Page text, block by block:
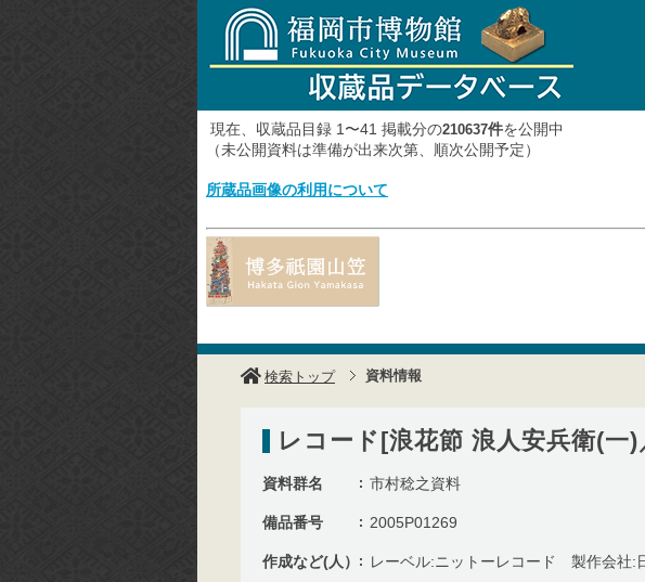
現在、収蔵品目録 1〜41 掲載分の210637件を公開中
（未公開資料は準備が出来次第、順次公開予定）
所蔵品画像の利用について
検索トップ 資料情報
レコード[浪花節 浪人安兵衛(一
資料群名 市村稔之資料
備品番号 2005P01269
作成など(人） レーベル:ニットーレコード 製作会社: